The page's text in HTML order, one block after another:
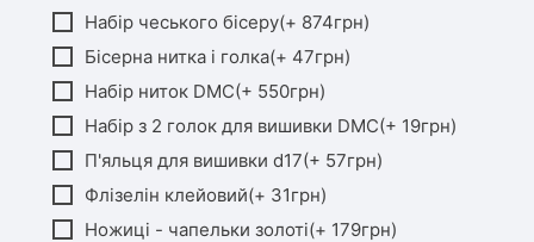
Набір чеського бісеру(+ 874грн)
Бісерна нитка і голка(+ 47грн)
Набір ниток DMC(+ 550грн)
Набір з 2 голок для вишивки DMC(+ 19грн)
П'яльця для вишивки d17(+ 57грн)
Флізелін клейовий(+ 31грн)
Ножиці - чапельки золоті(+ 179грн)